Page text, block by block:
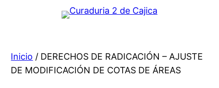
Inicio / DERECHOS DE RADICACIÓN – AJUSTE
DE MODIFICACIÓN DE COTAS DE ÁREAS